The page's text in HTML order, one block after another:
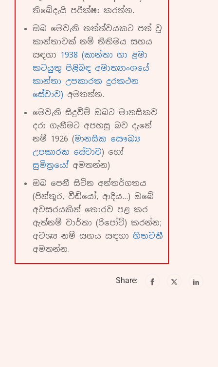
තිබේදැයි පරීක්ෂා කරන්න.
ඔබ මෙවැනි තත්ත්වයකට පත් වූ
කාන්තාවක් නම් නීතිමය සහය
සඳහා 1938 (කාන්තා හා ළමා
කටයුතු පිළිබඳ අමාත්‍යාංශයේ
කාන්තා උපකාරක දුරකථන
සේවාව) අමතන්න.
මෙවැනි සිදුවීම් ඔබට මානසිකව
දරා ගැනීමට අපහසු බව දැනේ
නම් 1926 (මානසික සෞඛ්‍ය
උපකාරක සේවාව) හෝ
සුමිත්‍රයෝ අමතන්න)
ඔබ පෙනී සිටින අන්තර්ගතය
(පින්තූර, වීඩියෝ, ආදිය…) ඔබේ
අවසරයකින් තොරව පළ කර
ඇත්නම් වාර්තා (රිපෝට්) කරන්න;
අවශ්‍ය නම් සහය සඳහා හිතවතී
අමතන්න.
Share: